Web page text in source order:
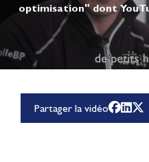
optimisation" dont
Partager la vidéo